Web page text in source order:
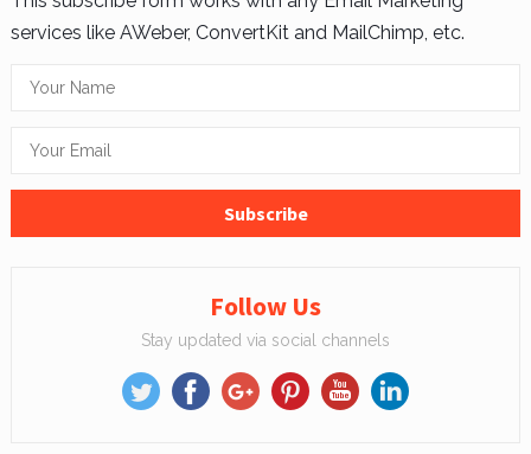
services like AWeber, ConvertKit and MailChimp, etc.
Follow Us
Stay updated via social channels